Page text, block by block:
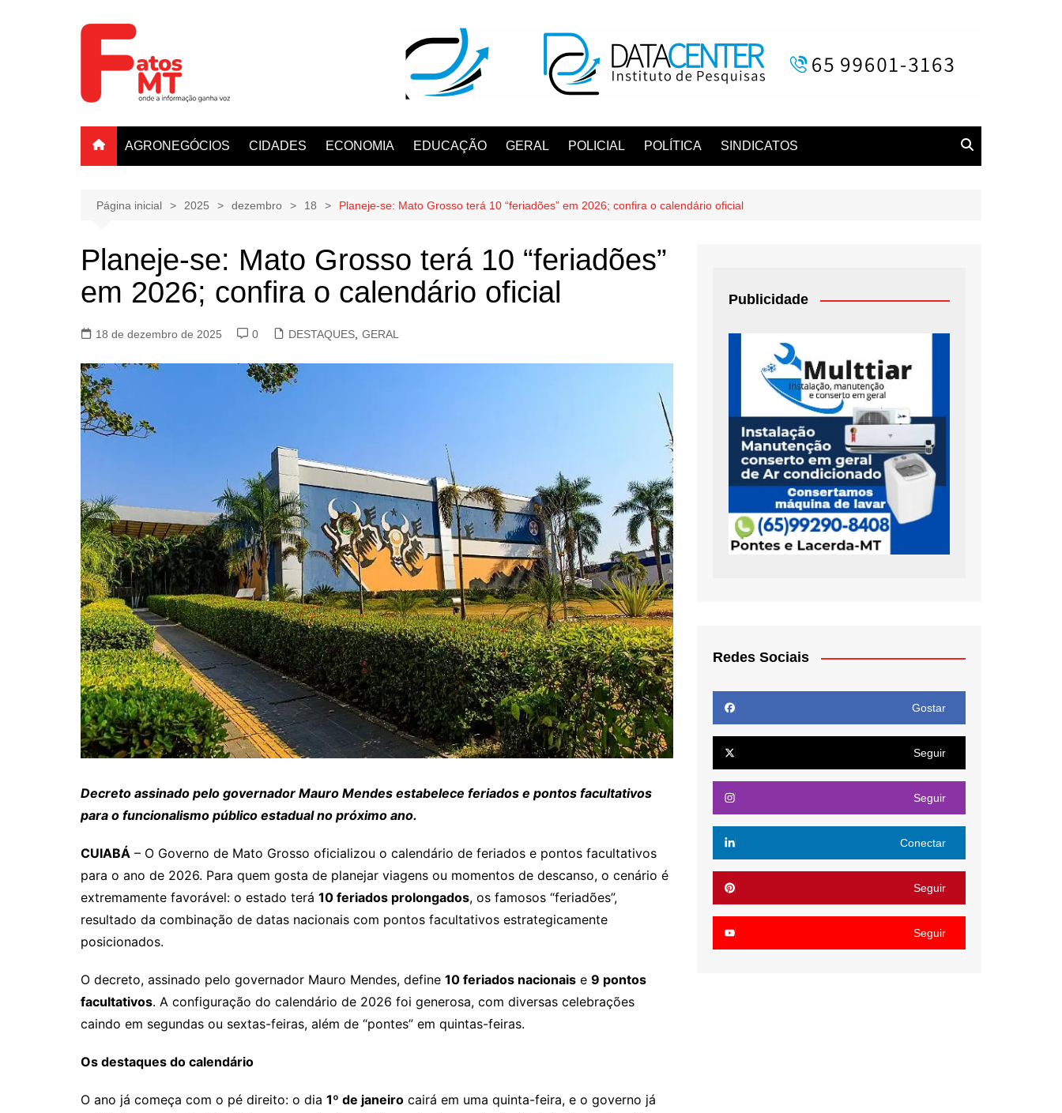
AGRONEGÓCIOS CIDADES ECONOMIA EDUCAÇÃO GERAL POLICIAL POLÍTICA SINDICATOS
Página inicial 2025 dezembro 18 Planeje-se: Mato Grosso terá 10 “feriadões” em 2026; confira o calendário oficial
Planeje-se: Mato Grosso terá 10 “feriadões”
em 2026; confira o calendário oficial
18 de dezembro de 2025 0 DESTAQUES GERAL
Decreto assinado pelo governador Mauro Mendes estabelece feriados e pontos facultativos
para o funcionalismo público estadual no próximo ano.
CUIABÁ – O Governo de Mato Grosso oficializou o calendário de feriados e pontos facultativos
para o ano de 2026. Para quem gosta de planejar viagens ou momentos de descanso, o cenário é
extremamente favorável: o estado terá 10 feriados prolongados, os famosos “feriadões”,
resultado da combinação de datas nacionais com pontos facultativos estrategicamente
posicionados.
O decreto, assinado pelo governador Mauro Mendes, define 10 feriados nacionais e 9 pontos
facultativos. A configuração do calendário de 2026 foi generosa, com diversas celebrações
caindo em segundas ou sextas-feiras, além de “pontes” em quintas-feiras.
Os destaques do calendário
O ano já começa com o pé direito: o dia 1º de janeiro cairá em uma quinta-feira, e o governo já
Publicidade
Redes Sociais
Gostar
Seguir
Seguir
Conectar
Seguir
Seguir